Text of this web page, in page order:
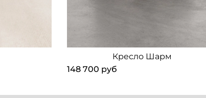
Кресло Шарм
148 700 руб